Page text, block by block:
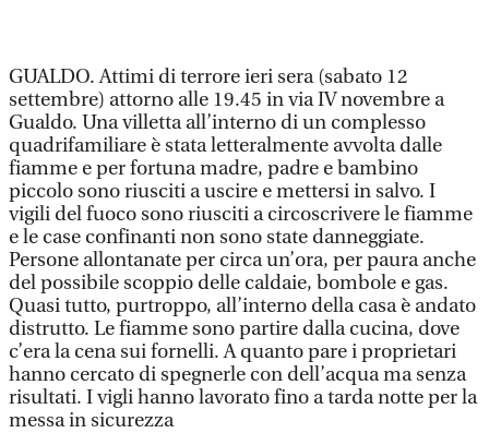
GUALDO. Attimi di terrore ieri sera (sabato 12
settembre) attorno alle 19.45 in via IV novembre a
Gualdo. Una villetta all’interno di un complesso
quadrifamiliare è stata letteralmente avvolta dalle
fiamme e per fortuna madre, padre e bambino
piccolo sono riusciti a uscire e mettersi in salvo. I
vigili del fuoco sono riusciti a circoscrivere le fiamme
e le case confinanti non sono state danneggiate.
Persone allontanate per circa un’ora, per paura anche
del possibile scoppio delle caldaie, bombole e gas.
Quasi tutto, purtroppo, all’interno della casa è andato
distrutto. Le fiamme sono partire dalla cucina, dove
c’era la cena sui fornelli. A quanto pare i proprietari
hanno cercato di spegnerle con dell’acqua ma senza
risultati. I vigli hanno lavorato fino a tarda notte per la
messa in sicurezza